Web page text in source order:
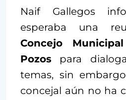
Naif Gallegos
esperaba una
Concejo
Pozos para
temas, sin
concejal aún no ha